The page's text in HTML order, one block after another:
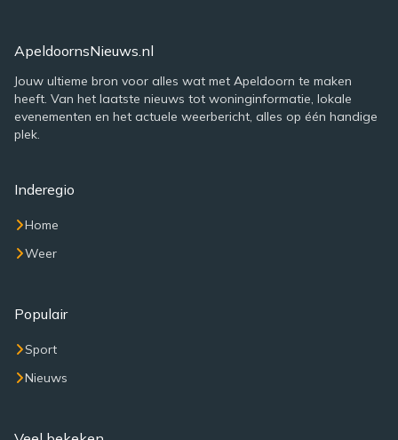
ApeldoornsNieuws.nl
Jouw ultieme bron voor alles wat met Apeldoorn te maken
heeft. Van het laatste nieuws tot woninginformatie, lokale
evenementen en het actuele weerbericht, alles op één handige
plek.
Inderegio
Home
Weer
Populair
Sport
Nieuws